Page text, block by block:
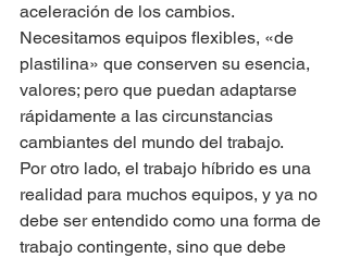
aceleración de los cambios.
Necesitamos equipos flexibles, «de
plastilina» que conserven su esencia,
valores; pero que puedan adaptarse
rápidamente a las circunstancias
cambiantes del mundo del trabajo.
Por otro lado, el trabajo híbrido es una
realidad para muchos equipos, y ya no
debe ser entendido como una forma de
trabajo contingente, sino que debe